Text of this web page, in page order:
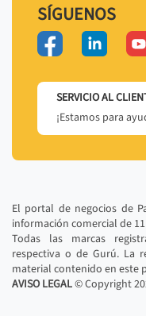
SÍGUENOS
SERVICIO AL
¡Estamos para
El portal de negocios de
información comercial de
Todas las marcas
respectiva o de Gurú. La
material contenido en este
AVISO LEGAL© Copyright